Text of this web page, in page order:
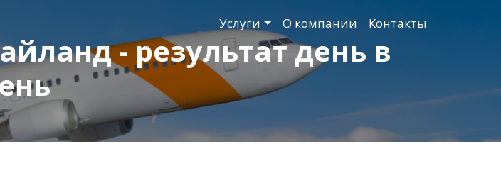
Услуги О компании Контакты
- результат день в